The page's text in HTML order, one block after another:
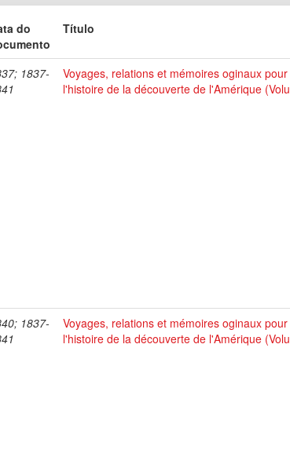
do
Título
1837-
Voyages, relations et mémoires oginaux
l'histoire de la découverte de l'Amérique
1837-
Voyages, relations et mémoires oginaux
l'histoire de la découverte de l'Amérique